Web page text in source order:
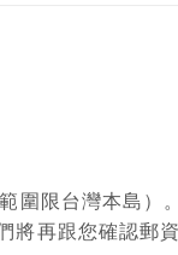
圍限台灣本島）。
將再跟您確認郵